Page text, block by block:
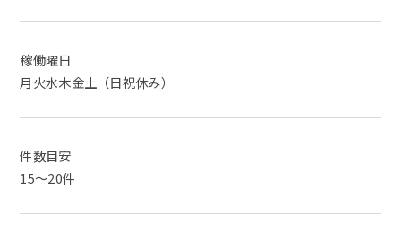
稼働曜日
月火水木金土（日祝休み）
件数目安
15～20件